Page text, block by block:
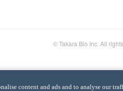
© Takara Bio Inc. All
content and ads and to analyse our